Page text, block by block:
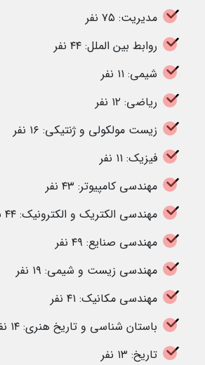
مدیریت: ۷۵ نفر
روابط بین الملل: ۴۴ نفر
شیمی: ۱۱ نفر
ریاضی: ۱۲ نفر
زیست مولکولی و ژنتیکی: ۱۶ نفر
فیزیک: ۱۱ نفر
مهندسی کامپیوتر: ۴۳ نفر
مهندسی الکتریک و الکترونیک: ۴۴ نفر
مهندسی صنایع: ۴۹ نفر
مهندسی زیست و شیمی: ۱۹ نفر
مهندسی مکانیک: ۴۱ نفر
باستان شناسی و تاریخ هنری: ۱۴ نفر
تاریخ: ۱۳ نفر